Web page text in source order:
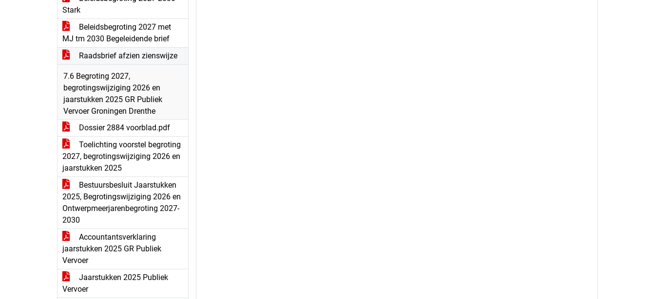
Stark
Beleidsbegroting 2027 met
MJ tm 2030 Begeleidende brief
Raadsbrief afzien zienswijze
7.6 Begroting 2027,
begrotingswijziging 2026 en
jaarstukken 2025 GR Publiek
Vervoer Groningen Drenthe
Dossier 2884 voorblad.pdf
Toelichting voorstel begroting
2027, begrotingswijziging 2026 en
jaarstukken 2025
Bestuursbesluit Jaarstukken
2025, Begrotingswijziging 2026 en
Ontwerpmeerjarenbegroting 2027-
2030
Accountantsverklaring
jaarstukken 2025 GR Publiek
Vervoer
Jaarstukken 2025 Publiek
Vervoer